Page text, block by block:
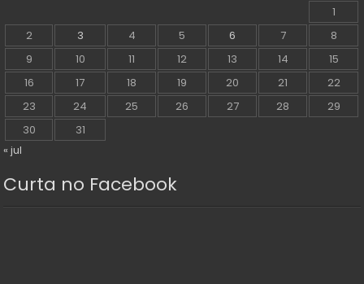
1
2
3 4 5 6 7
8
9
10 11 12 13 14
15
16
17 18 19 20 21
22
23
24 25 26 27 28
29
30
31
« jul
Curta no Facebook